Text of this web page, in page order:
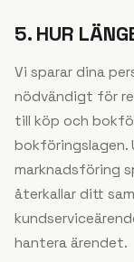
5. HUR
Vi sparar dina
nödvändigt för
till köp och
bokföringslagen.
marknadsföring
återkallar ditt
hantera ärendet.